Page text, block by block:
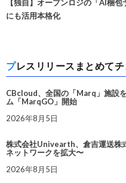
【独自】オープンロジの「AI梱
にも活用本格化
プレスリリースまとめて
CBcloud、全国の「Marq」施設
ム「MarqGO」開始
2026年8月5日
株式会社Univearth、倉吉運送株
ネットワークを拡大〜
2026年8月5日